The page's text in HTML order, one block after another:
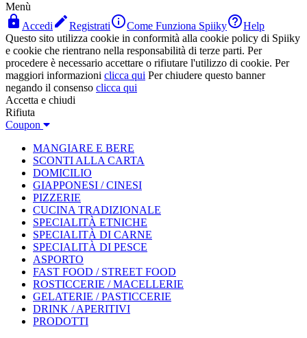
Menù
 AccediRegistratiCome Funziona SpiikyHelp
Questo sito utilizza cookie in conformità alla cookie policy di Spiiky
e cookie che rientrano nella responsabilità di terze parti. Per
procedere è necessario accettare o rifiutare l'utilizzo di cookie. Per
maggiori informazioni clicca qui Per chiudere questo banner
negando il consenso clicca qui
Accetta e chiudi
Rifiuta
Coupon
MANGIARE E BERE
SCONTI ALLA CARTA
DOMICILIO
GIAPPONESI / CINESI
PIZZERIE
CUCINA TRADIZIONALE
SPECIALITÀ ETNICHE
SPECIALITÀ DI CARNE
SPECIALITÀ DI PESCE
ASPORTO
FAST FOOD / STREET FOOD
ROSTICCERIE / MACELLERIE
GELATERIE / PASTICCERIE
DRINK / APERITIVI
PRODOTTI